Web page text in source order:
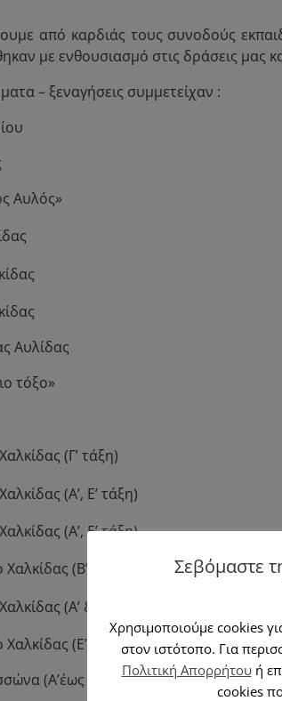
από καρδιάς τους συνοδούς
με ενθουσιασμό στις δράσεις μας
– ξεναγήσεις συμμετείχαν :
Αυλός»
Αυλίδας
τόξο»
(Γ’ τάξη)
(Α’, Ε’ τάξη)
(Α’, Ε’ τάξη)
(Β’ τάξη)
(Α’ & Β’ τάξη)
(Ε’ τάξη)
(Α’έως ΣΤ’ τάξη)
Σεβόμαστε
Χρησιμοποιούμε cookies
στον ιστότοπο. Για
Πολιτική Απορρήτουή
cookies